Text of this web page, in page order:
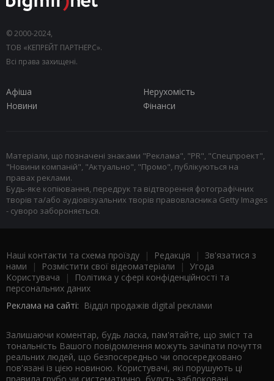
© 2000-2024,
ТОВ «КЕПРЕЙТ ПАРТНЕРС».
Всі права захищені.
Афіша
Нерухомість
Новини
Фінанси
Матеріали, що позначені знаками "Реклама", "PR", "Спецпроект",
"Новини компаній", "Актуально", "Промо", публікуються на
правах реклами.
Будь-яке копіювання, передрук та відтворення фотографічних
творів та/або аудіовізуальних творів правовласника Getty Images
- суворо забороняється.
Наші контакти та схема проїзду | Редакція | Зв'язатися з
нами | Розмістити свої відеоматеріали | Угода
Користувача |
Політика у сфері конфіденційності та
персональних даних
Реклама на сайті: Відділ продажів digital реклами
Залишаючи коментар, будь ласка, пам'ятайте, що зміст та
тональність Вашого повідомлення можуть зачіпати почуття
реальних людей, що безпосередньо чи опосередковано
пов'язані із цією новиною. Користувачі, які порушують ці